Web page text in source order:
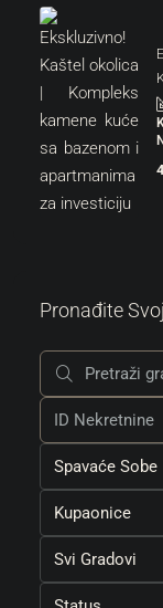
Pronađite
Spavaće Sobe
Kupaonice
Svi Gradovi